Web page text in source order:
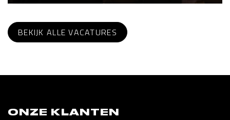
BEKIJK ALLE VACATURES
ONZE KLANTEN